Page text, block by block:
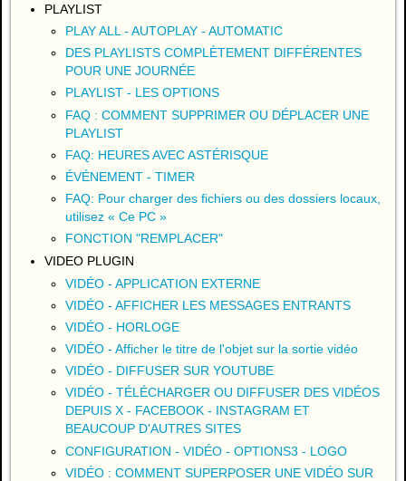
PLAYLIST
PLAY ALL - AUTOPLAY - AUTOMATIC
DES PLAYLISTS COMPLÈTEMENT DIFFÉRENTES
POUR UNE JOURNÉE
PLAYLIST - LES OPTIONS
FAQ : COMMENT SUPPRIMER OU DÉPLACER UNE
PLAYLIST
FAQ: HEURES AVEC ASTÉRISQUE
ÉVÉNEMENT - TIMER
FAQ: Pour charger des fichiers ou des dossiers locaux,
utilisez « Ce PC »
FONCTION "REMPLACER"
VIDEO PLUGIN
VIDÉO - APPLICATION EXTERNE
VIDÉO - AFFICHER LES MESSAGES ENTRANTS
VIDÉO - HORLOGE
VIDÉO - Afficher le titre de l'objet sur la sortie vidéo
VIDÉO - DIFFUSER SUR YOUTUBE
VIDÉO - TÉLÉCHARGER OU DIFFUSER DES VIDÉOS
DEPUIS X - FACEBOOK - INSTAGRAM ET
BEAUCOUP D'AUTRES SITES
CONFIGURATION - VIDÉO - OPTIONS3 - LOGO
VIDÉO : COMMENT SUPERPOSER UNE VIDÉO SUR